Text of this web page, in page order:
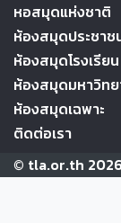
หอสมุดแห่งชาติ
ห้องสมุดประชาช
ห้องสมุดโรงเรียน
ห้องสมุดมหาวิท
ห้องสมุดเฉพาะ
ติดต่อเรา
© tla.or.th